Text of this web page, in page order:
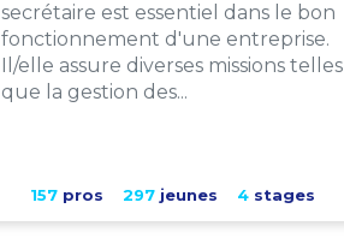
secrétaire est essentiel dans le bon
fonctionnement d'une entreprise.
Il/elle assure diverses missions telles
que la gestion des...
157pros 297jeunes 4stages